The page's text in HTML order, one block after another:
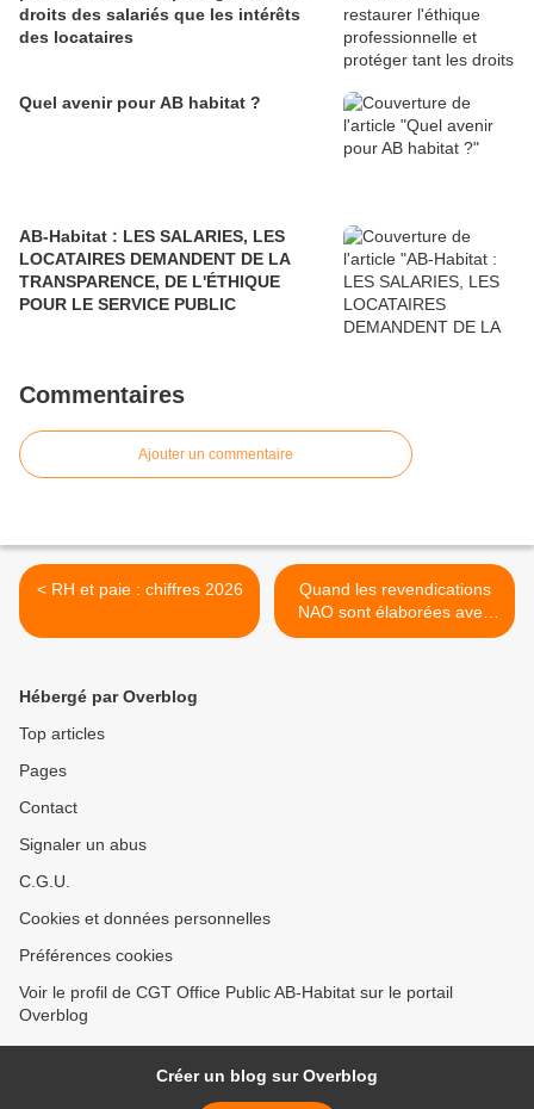
droits des salariés que les intérêts
des locataires
Quel avenir pour AB habitat ?
AB-Habitat : LES SALARIES, LES
LOCATAIRES DEMANDENT DE LA
TRANSPARENCE, DE L'ÉTHIQUE
POUR LE SERVICE PUBLIC
Commentaires
Ajouter un commentaire
< RH et paie : chiffres 2026
Quand les revendications
NAO sont élaborées avec
les salariés >
Hébergé par Overblog
Top articles
Pages
Contact
Signaler un abus
C.G.U.
Cookies et données personnelles
Préférences cookies
Voir le profil de CGT Office Public AB-Habitat sur le portail
Overblog
Créer un blog sur Overblog